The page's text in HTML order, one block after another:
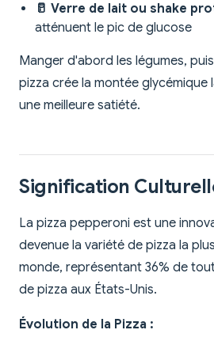
🥛 Verre de lait ou shake
atténuent le pic de glucose
Manger d'abord les légumes,
pizza crée la montée glycémique
une meilleure satiété.
Signification
La pizza pepperoni est une
devenue la variété de pizza la
monde, représentant 36% de
de pizza aux États-Unis.
Évolution de la Pizza :